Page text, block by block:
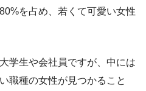
を占め、若くて可愛い女性
学生や会社員ですが、中には
職種の女性が見つかること